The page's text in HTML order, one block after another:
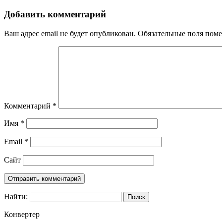
Добавить комментарий
Ваш адрес email не будет опубликован. Обязательные поля
Комментарий *
Имя *
Email *
Сайт
Найти:
Конвертер